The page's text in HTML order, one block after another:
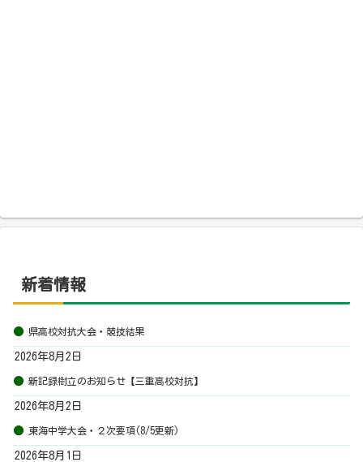
新着情報
県高校対抗大会・競技結果
2026年8月2日
新記録樹立のお知らせ【三重高校対抗】
2026年8月2日
東海中学大会・２次要項(8/5更新)
2026年8月1日